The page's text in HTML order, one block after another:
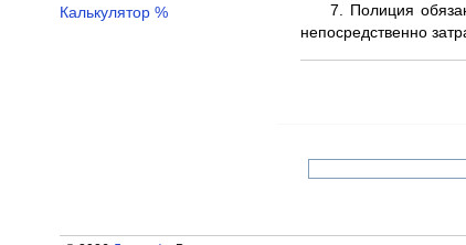
7. Полиция
непосредственно
Калькулятор %